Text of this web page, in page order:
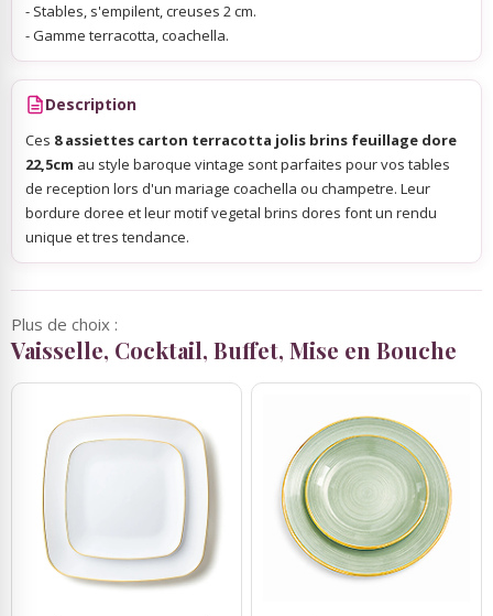
- Stables, s'empilent, creuses 2 cm.
- Gamme terracotta, coachella.
Description
Ces 8 assiettes carton terracotta jolis brins feuillage dore
22,5cm au style baroque vintage sont parfaites pour vos tables
de reception lors d'un mariage coachella ou champetre. Leur
bordure doree et leur motif vegetal brins dores font un rendu
unique et tres tendance.
Plus de choix :
Vaisselle, Cocktail, Buffet, Mise en Bouche